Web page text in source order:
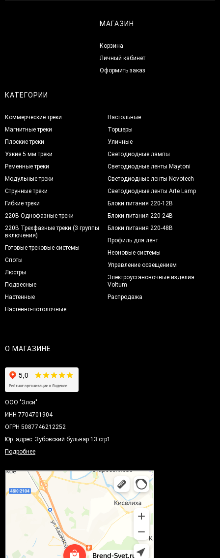
МАГАЗИН
Корзина
Личный кабинет
Оформить заказ
КАТЕГОРИИ
Коммерческие треки
Магнитные треки
Плоские треки
Узкие 5 мм треки
Ременные треки
Модульные треки
Струнные треки
Гибкие треки
220В Однофазные треки
220В Трехфазные треки (3 группы
включения)
Готовые трековые системы
Споты
Люстры
Подвесные
Настенные
Настенно-потолочные
Настольные
Торшеры
Уличные
Светодиодные лампы
Светодиодные ленты Maytoni
Светодиодные ленты Novotech
Светодиодные ленты Arte Lamp
Блоки питания 220-12В
Блоки питания 220-24В
Блоки питания 220-48В
Профиль для лент
Неоновые системы
Управление освещением
Электроустановочные изделия
Voltum
Распродажа
О МАГАЗИНЕ
ООО "Элси"
ИНН 7704701904
ОГРН 5087746212252
Юр. адрес: Зубовский бульвар 13 стр1
Подробнее